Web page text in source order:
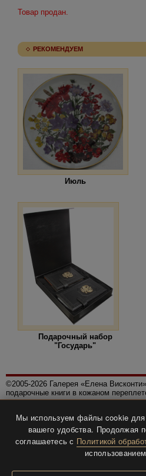
Товар продан.
РЕКОМЕНДУЕМ
Июль
Подарочный набор
"Государь"
©2005-2026 Галерея «Елена Висконти»
подарочные книги в кожаном
Политика конфиденциальности
Все права защищены.
Разработка и дизайнBTV-info.
Мы используем файлы cookie
вашего удобства. Продолжая
соглашаетесь с Политикой